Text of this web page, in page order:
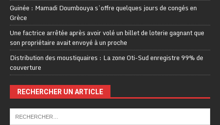
Guinée : Mamadi Doumbouya s’offre quelques jours de congés en
Grèce
Une factrice arrêtée après avoir volé un billet de loterie gagnant que
son propriétaire avait envoyé à un proche
Distribution des moustiquaires : La zone Oti-Sud enregistre 99% de
couverture
RECHERCHER UN ARTICLE